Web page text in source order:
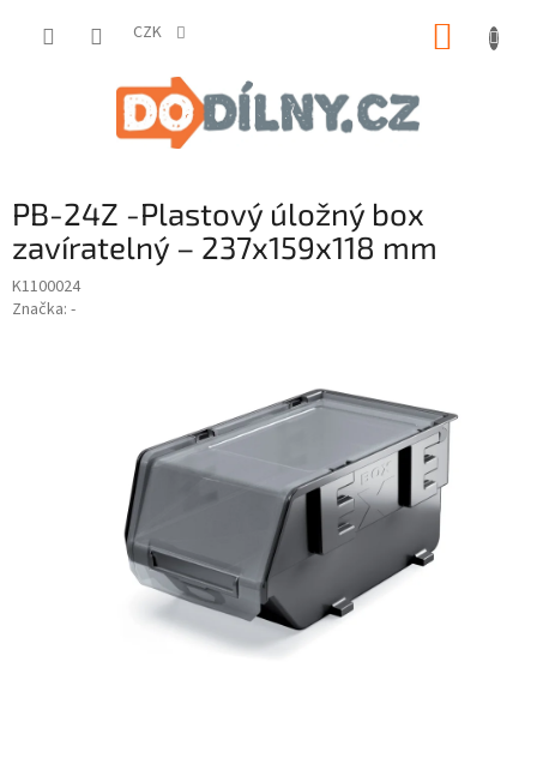
CZK
PB-24Z -Plastový úložný box
zavíratelný – 237x159x118 mm
K1100024
Značka: -